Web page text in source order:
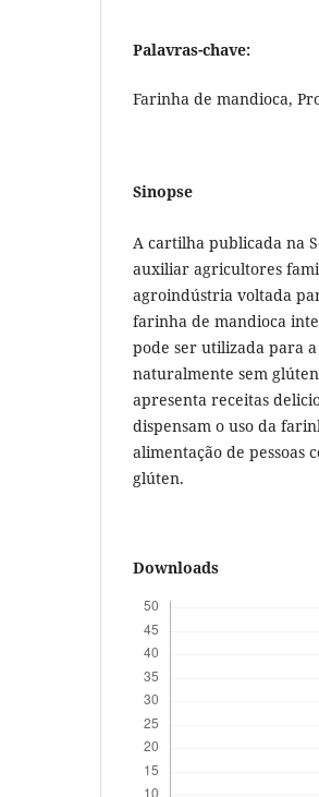
Palavras-chave:
Farinha de mandioca,
Sinopse
A cartilha publicada na
auxiliar agricultores
agroindústria voltada
farinha de mandioca
pode ser utilizada para a
naturalmente sem
apresenta receitas
dispensam o uso da
alimentação de pessoas
glúten.
Downloads